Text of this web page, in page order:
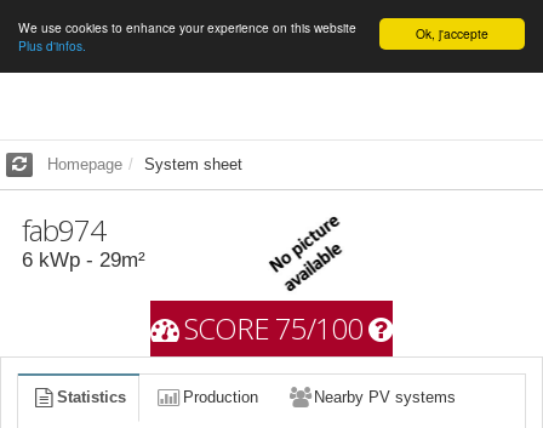
English Ok, j'accepte
We use cookies to enhance your experience on this website
Plus d'infos.
Homepage System sheet
fab974
6 kWp - 29m²
SCORE 75/100
Statistics Production Nearby PV systems